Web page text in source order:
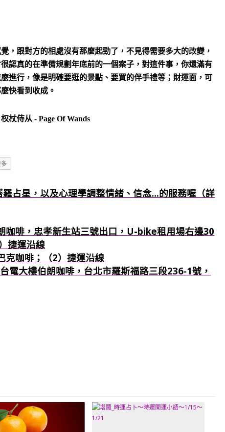
，跟對方的相處沒有那麼起勁了，不見得需要多大的改變，
認真的在準備規劃年底前的一個案子，對這件事，你還滿有
進行，像是明確要逛的景點、要買的伴手禮等；財運面，可
快看到收成。
占星，以及心理學調整情緒、信念...的服務喔（詳
咖啡，忠孝新生站三號出口，U-bike租用場右邊30
捷運沿線
克咖啡；
（2）捷運沿線
電大樓伯朗咖啡，台北市羅斯福路三段236-1號，